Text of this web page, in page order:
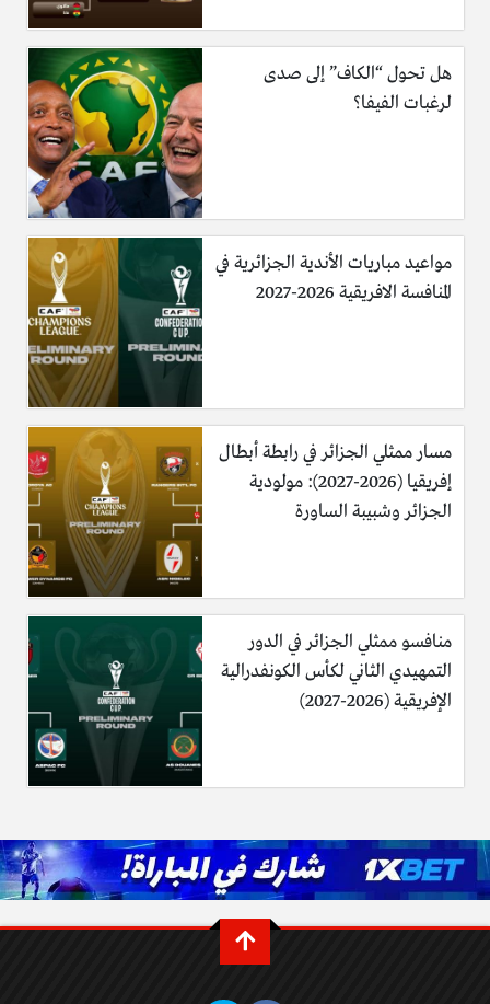
هل تحول “الكاف” إلى صدى
لرغبات الفيفا؟
مواعيد مباريات الأندية الجزائرية في
المنافسة الافريقية 2026-2027
مسار ممثلي الجزائر في رابطة أبطال
إفريقيا (2026-2027): مولودية
الجزائر وشبيبة الساورة
منافسو ممثلي الجزائر في الدور
التمهيدي الثاني لكأس الكونفدرالية
الإفريقية (2026-2027)